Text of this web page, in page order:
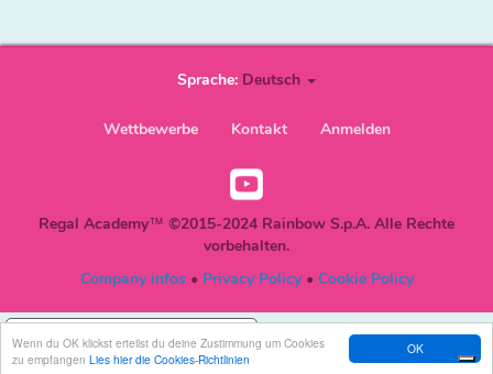
OK
Wenn du OK klickst erteilst du deine Zustimmung um Cookies
zu empfangen Lies hier die Cookies-Richtlinien
Sprache: Deutsch
Wettbewerbe Kontakt Anmelden
DE
Regal Academy™ ©2015-2024 Rainbow S.p.A. Alle Rechte
vorbehalten.
Company infos• Privacy Policy• Cookie Policy
Hinweis bei Erhebung